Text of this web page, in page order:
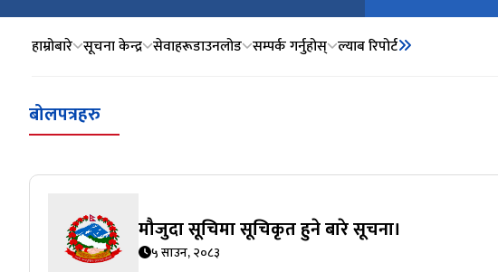
हाम्रोबारे सूचना केन्द्र सेवाहरूडाउनलोड सम्पर्क गर्नुहोस् ल्याब रिपोर्ट
बोलपत्रहरु
मौजुदा सूचिमा सूचिकृत हुने बारे सूचना।
५ साउन, २०८३